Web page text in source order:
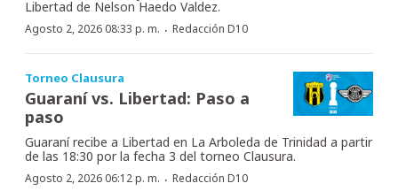
Libertad de Nelson Haedo Valdez.
Agosto 2, 2026 08:33 p. m. · Redacción D10
Torneo Clausura
Guaraní vs. Libertad: Paso a
paso
Guaraní recibe a Libertad en La Arboleda de Trinidad a partir
de las 18:30 por la fecha 3 del torneo Clausura.
Agosto 2, 2026 06:12 p. m. · Redacción D10